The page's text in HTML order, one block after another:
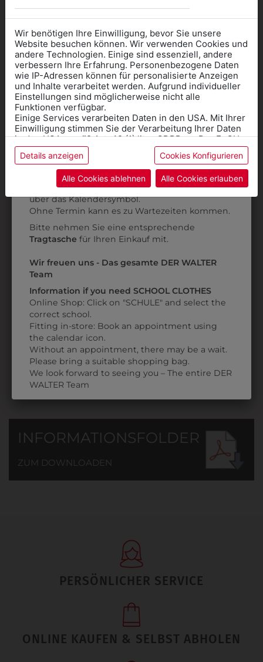
0ISK02102001
KINDERSWEATER
GRAU MIT
SCHULLOGO
€ 29,90
0ISK02102101
KINDER
KAPUZENSWEATER
GRAU MIT
SCHULLOGO
€ 34,90
ZULETZT ANGESEHEN
0ISK02102001
KINDERSWEATER
GRAU
MIT
SCHULLOGO
€ 29,90
INFORMATIONSFOLDER
ZUM DOWNLOADEN
PERSÖNLICHER SERVICE
ONLINE KAUFEN & SELBST ABHOLEN
Wir benötigen Ihre Einwilligung, bevor Sie unsere
Website besuchen können. Wir verwenden Cookies und
andere Technologien. Einige sind essenziell, andere
verbessern Ihre Erfahrung. Personenbezogene Daten
wie IP-Adressen können für personalisierte Anzeigen
und Inhalte verarbeitet werden. Aufgrund individueller
Einstellungen sind möglicherweise nicht alle
Funktionen verfügbar.
Einige Services verarbeiten Daten in den USA. Mit Ihrer
Einwilligung stimmen Sie der Verarbeitung Ihrer Daten
in den USA gemäß Art. 49 (1) lit. a GDPR zu. Der EuGH
stuft die USA als Land mit unzureichendem Datenschutz
ein, und es besteht das Risiko, dass US-Behörden
Daten ohne Klagemöglichkeit für Europäer überwachen.
Datenschutzerklärungbzw. im
Details anzeigen Cookies Konfigurieren
Alle Cookies ablehnen Alle Cookies erlauben
Informationen wenn Sie
Kleidung
für die SCHULE
benötigen
Online Shop: Klick auf SCHULE in der
Kategorie und die richtige Schule auswählen.
AnprobeVorort im Geschäft: Termin buchen
über das Kalendersymbol.
Ohne Termin kann es zu Wartezeiten kommen.
Bitte nehmen Sie eine entsprechende
Tragtasche für Ihren Einkauf mit.
Wir freuen uns - Das gesamte DER WALTER
Team
Information if you need SCHOOL CLOTHES
Online Shop: Click on "SCHULE" and select the
correct school.
Fitting in-store: Book an appointment using
the calendar icon.
Without an appointment, there may be a wait.
Please bring a suitable shopping bag.
We look forward to seeing you – The entire DER
WALTER Team